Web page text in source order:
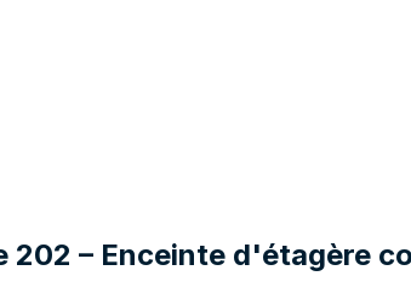
202 – Enceinte d'étagère